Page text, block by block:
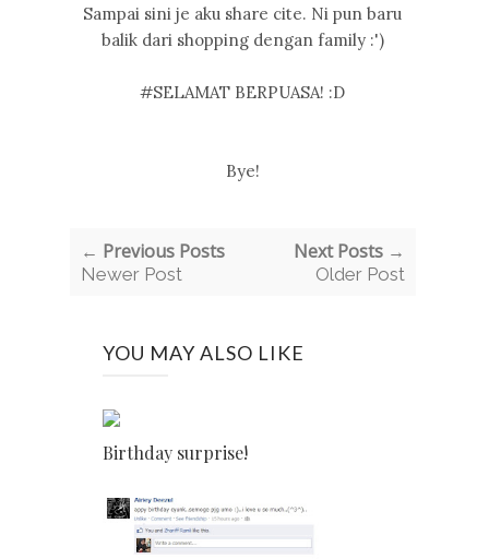
Sampai sini je aku share cite. Ni pun baru
balik dari shopping dengan family :')
#SELAMAT BERPUASA! :D
Bye!
← Previous Posts
Newer Post
Next Posts →
Older Post
YOU MAY ALSO LIKE
Birthday surprise!